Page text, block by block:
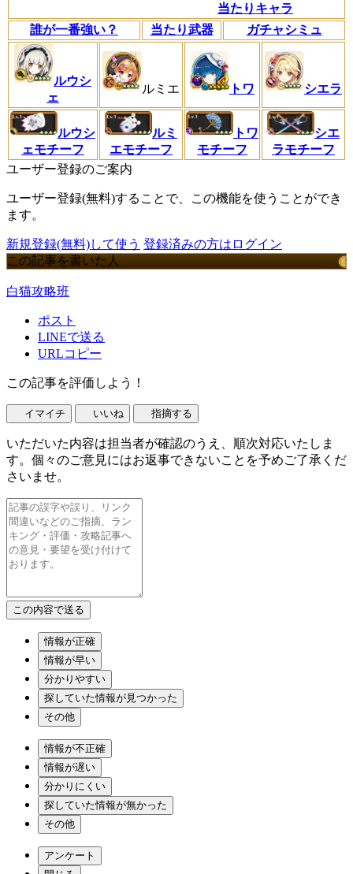
当たりキャラ
誰が一番強い？
当たり武器 ガチャシミュ
ルウシ
ェ
ルミエ トワ シエラ
ルウシ
ェモチーフ
ルミ
エモチーフ
トワ
モチーフ
シエ
ラモチーフ
ユーザー登録のご案内
ユーザー登録(無料)することで、この機能を使うことができ
ます。
新規登録(無料)して使う 登録済みの方はログイン
この記事を書いた人
白猫攻略班
ポスト
LINEで送る
URLコピー
この記事を評価しよう！
イマイチ いいね 指摘する
いただいた内容は担当者が確認のうえ、順次対応いたしま
す。個々のご意見にはお返事できないことを予めご了承くだ
さいませ。
情報が正確
情報が早い
分かりやすい
探していた情報が見つかった
その他
情報が不正確
情報が遅い
分かりにくい
探していた情報が無かった
その他
アンケート